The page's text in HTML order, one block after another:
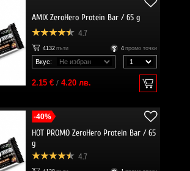
AMIX ZeroHero Protein Bar / 65 g
4.7
4132 пъти 4 промо точки
Вкус:
2.15 €/ 4.20 лв.
-40%
HOT PROMO ZeroHero Protein Bar / 65
g
4.7